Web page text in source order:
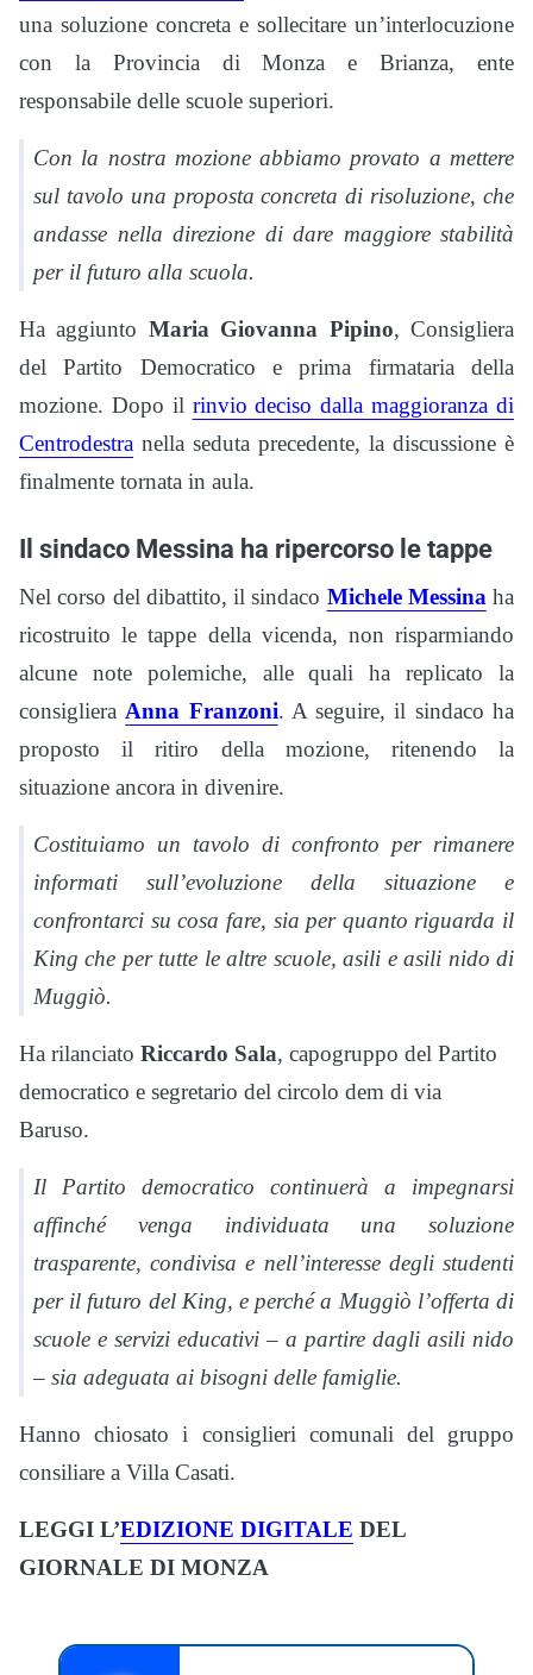
una soluzione concreta e sollecitare un’interlocuzione
con la Provincia di Monza e Brianza, ente
responsabile delle scuole superiori.
Con la nostra mozione abbiamo provato a mettere
sul tavolo una proposta concreta di risoluzione, che
andasse nella direzione di dare maggiore stabilità
per il futuro alla scuola.
Ha aggiunto Maria Giovanna Pipino, Consigliera
del Partito Democratico e prima firmataria della
mozione. Dopo il rinvio deciso dalla maggioranza di
Centrodestra nella seduta precedente, la discussione è
finalmente tornata in aula.
Il sindaco Messina ha ripercorso le tappe
Nel corso del dibattito, il sindaco Michele Messina ha
ricostruito le tappe della vicenda, non risparmiando
alcune note polemiche, alle quali ha replicato la
consigliera Anna Franzoni. A seguire, il sindaco ha
proposto il ritiro della mozione, ritenendo la
situazione ancora in divenire.
Costituiamo un tavolo di confronto per rimanere
informati sull’evoluzione della situazione e
confrontarci su cosa fare, sia per quanto riguarda il
King che per tutte le altre scuole, asili e asili nido di
Muggiò.
Ha rilanciato Riccardo Sala, capogruppo del Partito
democratico e segretario del circolo dem di via
Baruso.
Il Partito democratico continuerà a impegnarsi
affinché venga individuata una soluzione
trasparente, condivisa e nell’interesse degli studenti
per il futuro del King, e perché a Muggiò l’offerta di
scuole e servizi educativi – a partire dagli asili nido
– sia adeguata ai bisogni delle famiglie.
Hanno chiosato i consiglieri comunali del gruppo
consiliare a Villa Casati.
LEGGI L’EDIZIONE DIGITALE DEL
GIORNALE DI MONZA